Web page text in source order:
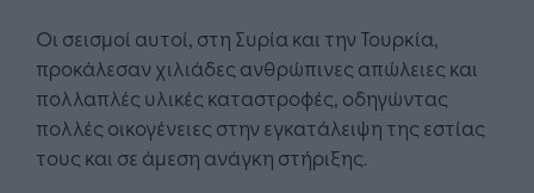
Οι σεισμοί αυτοί, στη Συρία και την Τουρκία,
προκάλεσαν χιλιάδες ανθρώπινες απώλειες και
πολλαπλές υλικές καταστροφές, οδηγώντας
πολλές οικογένειες στην εγκατάλειψη της εστίας
τους και σε άμεση ανάγκη στήριξης.